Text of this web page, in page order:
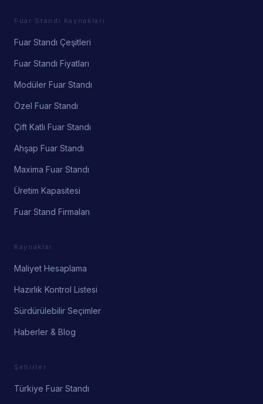
Fuar Standı Kaynakları
Fuar Standı Çeşitleri
Fuar Standı Fiyatları
Modüler Fuar Standı
Özel Fuar Standı
Çift Katlı Fuar Standı
Ahşap Fuar Standı
Maxima Fuar Standı
Üretim Kapasitesi
Fuar Stand Firmaları
Kaynaklar
Maliyet Hesaplama
Hazırlık Kontrol Listesi
Sürdürülebilir Seçimler
Haberler & Blog
Şehirler
Türkiye Fuar Standı